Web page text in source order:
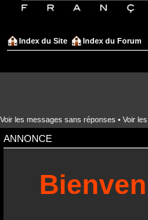
Index du Site Index du Forum
Voir les messages sans réponses • Voir
ANNONCE